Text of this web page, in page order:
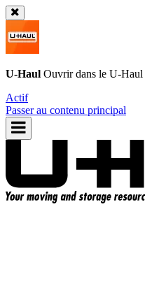
U-Haul Ouvrir dans le U-Haul
Actif
Passer au contenu principal